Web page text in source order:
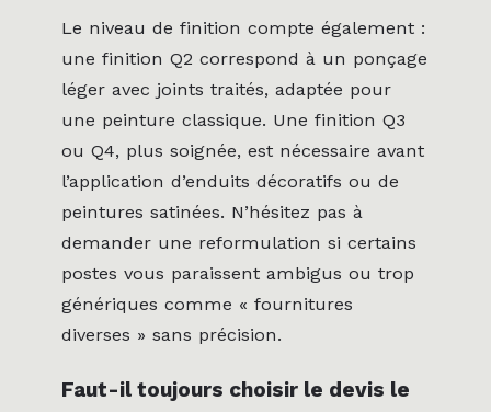
Le niveau de finition compte également :
une finition Q2 correspond à un ponçage
léger avec joints traités, adaptée pour
une peinture classique. Une finition Q3
ou Q4, plus soignée, est nécessaire avant
l’application d’enduits décoratifs ou de
peintures satinées. N’hésitez pas à
demander une reformulation si certains
postes vous paraissent ambigus ou trop
génériques comme « fournitures
diverses » sans précision.
Faut-il toujours choisir le devis le